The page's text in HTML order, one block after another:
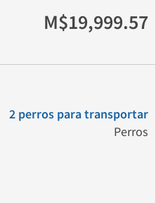
M$19,999.57
2 perros para transportar
Perros